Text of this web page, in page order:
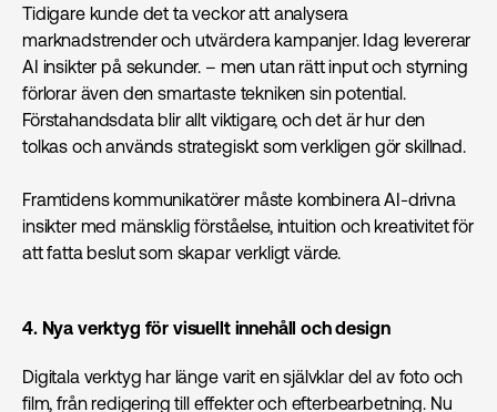
Tidigare kunde det ta veckor att analysera
marknadstrender och utvärdera kampanjer. Idag levererar
AI insikter på sekunder. – men utan rätt input och styrning
förlorar även den smartaste tekniken sin potential.
Förstahandsdata blir allt viktigare, och det är hur den
tolkas och används strategiskt som verkligen gör skillnad.
Framtidens kommunikatörer måste kombinera AI-drivna
insikter med mänsklig förståelse, intuition och kreativitet för
att fatta beslut som skapar verkligt värde.
4. Nya verktyg för visuellt innehåll och design
Digitala verktyg har länge varit en självklar del av foto och
film, från redigering till effekter och efterbearbetning. Nu